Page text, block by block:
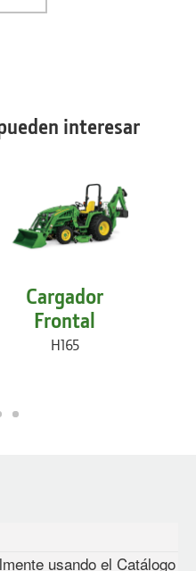
interesar
Cargador
Frontal
H165
usando el Catálogo